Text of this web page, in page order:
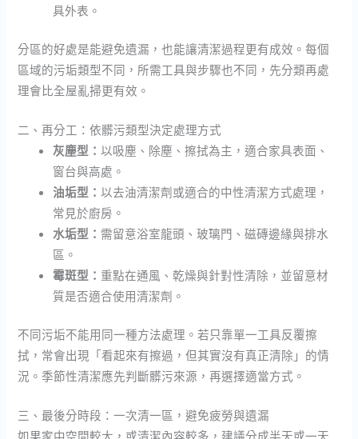
具外表。
分區的好處是能避免遺漏，也能讓清潔過程更有成效。每個
區域的污垢類型不同，所需工具與步驟也不同，先分類再處
理會比全屋亂掃更有效。
二、再分工：依髒污類型決定處理方式
灰塵型：以吸塵、除塵、擦拭為主，適合家具表面、
窗台與高處。
油垢型：以去油清潔劑或適合的中性清潔方式處理，
常見於廚房。
水垢型： 需留意浴室龍頭、玻璃門、磁磚邊緣與排水
區。
霉斑型： 重點在通風、乾燥與針對性清除，並留意材
質是否適合使用清潔劑。
不同污垢不能用同一種方法處理。若只靠單一工具反覆擦
拭，常會出現「看起來有擦過，但其實沒有真正清除」的情
況。季節性清潔應先判斷髒污來源，再選擇適當方式。
三、最後分時段：一次清一區，避免疲勞與遺漏